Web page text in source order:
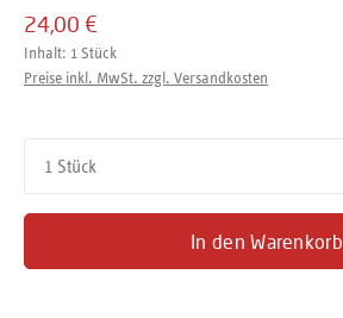
24,00 €
Inhalt: 1 Stück
Preise inkl. MwSt. zzgl. Versandkosten
In den Warenkorb